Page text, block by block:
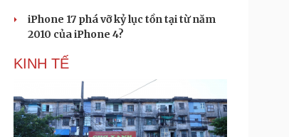
iPhone 17 phá vỡ kỷ lục tồn tại từ năm
2010 của iPhone 4?
KINH TẾ